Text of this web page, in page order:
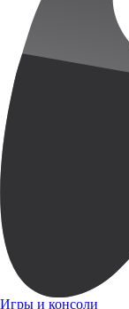
Игры и консоли